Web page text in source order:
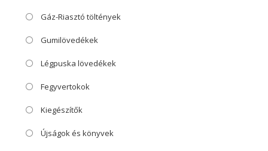
Gáz-Riasztó töltények
Gumilövedékek
Légpuska lövedékek
Fegyvertokok
Kiegészítők
Újságok és könyvek